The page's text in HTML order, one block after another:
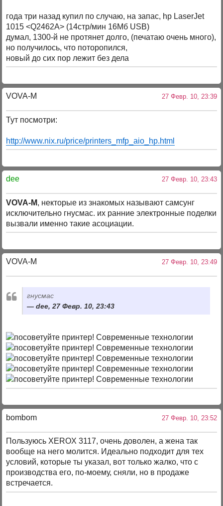
года три назад купил по случаю, на запас, hp LaserJet
1015 <Q2462A> (14стр/мин 16Мб USB)
думал, 1300-й не протянет долго, (печатаю очень много),
но получилось, что поторопился,
новый до сих пор лежит без дела
VOVA-M 27 Февр. 10, 23:39
Тут посмотри:
http://www.nix.ru/price/printers_mfp_aio_hp.html
dee 27 Февр. 10, 23:43
VOVA-M, некторые из знакомых называют самсунг
исключительно гнусмас. их ранние электронные поделки
вызвали именно такие асоциации.
VOVA-M 27 Февр. 10, 23:49
гнусмас
dee, 27 Февр. 10, 23:43
bombom 27 Февр. 10, 23:52
Пользуюсь XEROX 3117, очень доволен, а жена так
вообще на него молится. Идеально подходит для тех
условий, которые ты указал, вот только жалко, что с
производства его, по-моему, сняли, но в продаже
встречается.